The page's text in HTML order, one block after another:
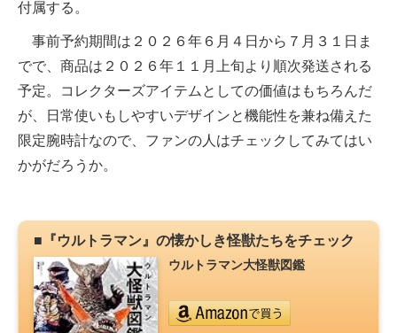
付属する。
事前予約期間は２０２６年６月４日から７月３１日ま
でで、商品は２０２６年１１月上旬より順次発送される
予定。コレクターズアイテムとしての価値はもちろんだ
が、日常使いもしやすいデザインと機能性を兼ね備えた
限定腕時計なので、ファンの人はチェックしてみてはい
かがだろうか。
■『ウルトラマン』の懐かしき怪獣たちをチェック
ウルトラマン大怪獣図鑑